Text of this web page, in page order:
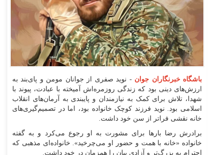
باشگاه خبرنگاران جوان - نوید صفری از جوانان مومن و پای‌بند به
ارزش‌های دینی بود که زندگی روزمره‌اش آمیخته با عبادت، پیوند با
شهدا، تلاش برای کمک به نیازمندان و پایبندی به آرمان‌های انقلاب
اسلامی بود. نوید فرزند کوچک خانواده بود، اما در تصمیم‌گیری‌های
خانه نقشی فراتر از سن خود داشت.
برادرش رضا بار‌ها برای مشورت به او رجوع می‌کرد و به گفته
خانواده «خانه با همت و حضور او می‌چرخید». خانواده‌ای مذهبی که
احترام به بزرگ‌تر و آزادیِ بیان را همزمان در خود داشت.